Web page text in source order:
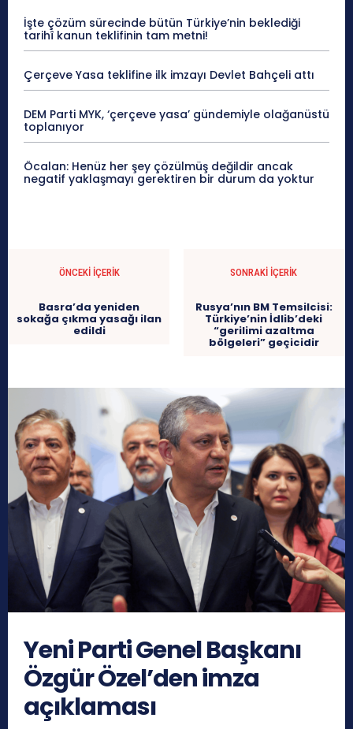
İşte çözüm sürecinde bütün Türkiye’nin beklediği
tarihî kanun teklifinin tam metni!
Çerçeve Yasa teklifine ilk imzayı Devlet Bahçeli attı
DEM Parti MYK, ‘çerçeve yasa’ gündemiyle olağanüstü
toplanıyor
Öcalan: Henüz her şey çözülmüş değildir ancak
negatif yaklaşmayı gerektiren bir durum da yoktur
ÖNCEKI İÇERIK
Basra’da yeniden
sokağa çıkma yasağı ilan
edildi
SONRAKI İÇERIK
Rusya’nın BM Temsilcisi:
Türkiye’nin İdlib’deki
“gerilimi azaltma
bölgeleri” geçicidir